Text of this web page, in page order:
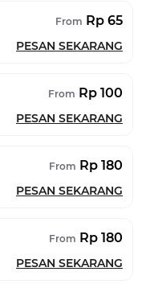
From Rp 65
PESAN SEKARANG
From Rp 100
PESAN SEKARANG
From Rp 180
PESAN SEKARANG
From Rp 180
PESAN SEKARANG